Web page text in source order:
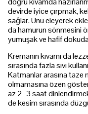
devirde iyice çırpmak,
sağlar. Unu eleyerek
da hamurun sönmesini
yumuşak ve hafif
Kremanın kıvamı da
sırasında fazla sıvı
Katmanlar arasına taze
olmamasına özen
az 2–3 saat
de kesim sırasında